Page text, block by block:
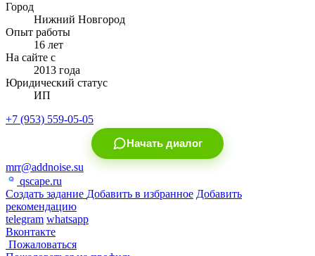
Город
Нижний Новгород
Опыт работы
16 лет
На сайте с
2013 года
Юридический статус
ИП
+7 (953) 559-05-05
Начать диалог
mrr@addnoise.su
qscape.ru
Создать задание Добавить в избранное Добавить
рекомендацию
telegram whatsapp
Вконтакте
Пожаловаться